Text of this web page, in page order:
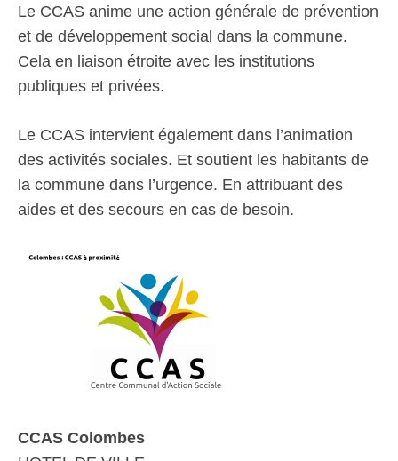
Le CCAS anime une action générale de prévention
et de développement social dans la commune.
Cela en liaison étroite avec les institutions
publiques et privées.
Le CCAS intervient également dans l’animation
des activités sociales. Et soutient les habitants de
la commune dans l’urgence. En attribuant des
aides et des secours en cas de besoin.
CCAS Colombes